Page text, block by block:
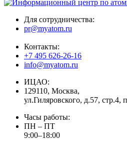
Для сотрудничества:
pr@myatom.ru
Контакты:
+7 495 626-26-16
info@myatom.ru
ИЦАО:
129110, Москва,
ул.Гиляровского, д.57,
Часы работы:
ПН – ПТ
9:00–18:00